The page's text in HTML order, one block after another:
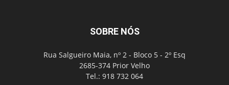
SOBRE NÓS
Rua Salgueiro Maia, nº 2 - Bloco 5 - 2º Esq
2685-374 Prior Velho
Tel.: 918 732 064